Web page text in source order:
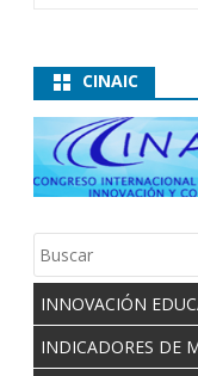
CINAIC
INNOVACIÓN
INDICADORES DE